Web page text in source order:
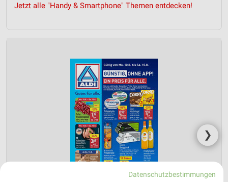
Jetzt alle "Handy & Smartphone" Themen entdecken!
❯
Datenschutzbestimmungen